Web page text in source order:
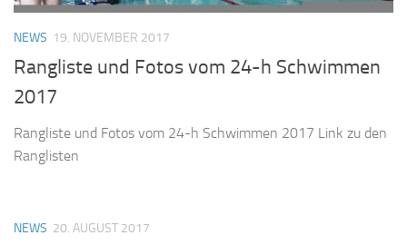
NEWS 19. NOVEMBER 2017
Rangliste und Fotos vom 24-h Schwimmen
2017
Rangliste und Fotos vom 24-h Schwimmen 2017 Link zu den
Ranglisten
NEWS 20. AUGUST 2017